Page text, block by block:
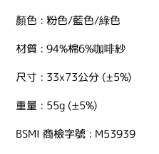
顏色 : 粉色/藍色/綠色
材質 : 94%棉6%咖啡紗
尺寸 : 33x73公分 (±5%)
重量 : 55g (±5%)
BSMI 商檢字號 : M53939